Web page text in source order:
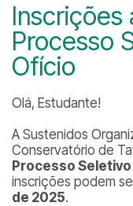
Inscrições
Processo
Ofício
Olá, Estudante!
A Sustenidos
Conservatório de
Processo
inscrições podem
de 2025.